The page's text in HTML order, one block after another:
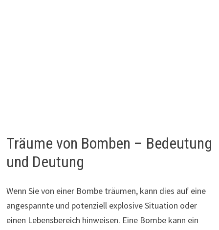
Träume von Bomben – Bedeutung
und Deutung
Wenn Sie von einer Bombe träumen, kann dies auf eine
angespannte und potenziell explosive Situation oder
einen Lebensbereich hinweisen. Eine Bombe kann ein